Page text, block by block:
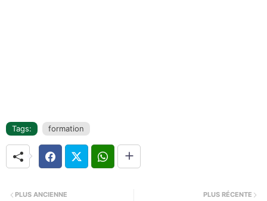
Tags: formation
PLUS RÉCENTE
PLUS ANCIENNE